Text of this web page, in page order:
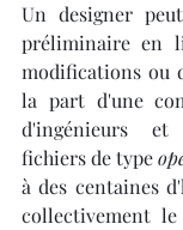
Un designer
préliminaire en
modifications ou
la part d'une
d'ingénieurs et
fichiers de type
à des centaines
collectivement